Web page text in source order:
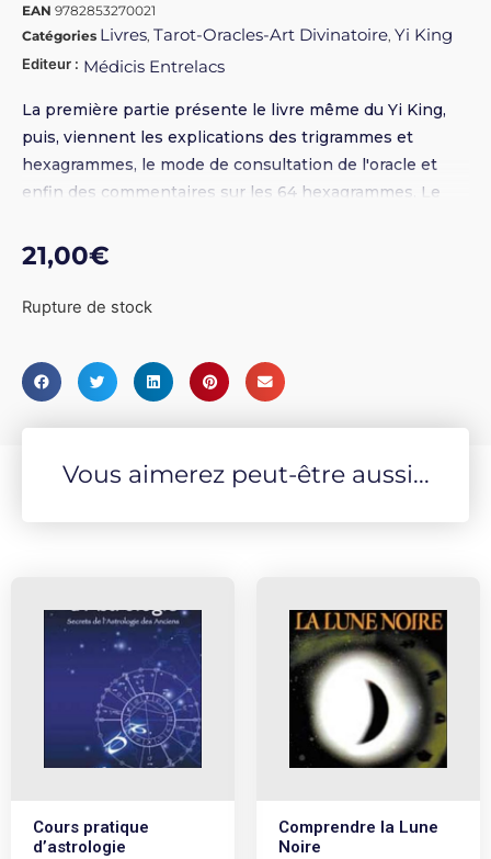
EAN 9782853270021
Catégories Livres, Tarot-Oracles-Art Divinatoire, Yi King
Editeur : Médicis Entrelacs
La première partie présente le livre même du Yi King,
puis, viennent les explications des trigrammes et
hexagrammes, le mode de consultation de l'oracle et
enfin des commentaires sur les 64 hexagrammes. Le
brochée
21,00€
Rupture de stock
Vous aimerez peut-être aussi...
Cours pratique
d’astrologie
Comprendre la Lune
Noire